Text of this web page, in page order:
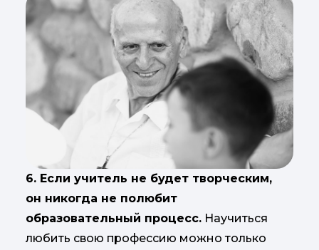
6. Если учитель не будет творческим,
он никогда не полюбит
образовательный процесс. Научиться
любить свою профессию можно только